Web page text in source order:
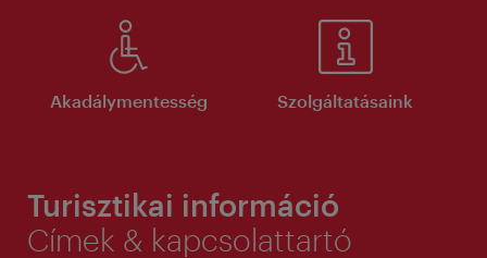
Akadálymentesség Szolgáltatásaink
Turisztikai információ
Címek & kapcsolattartó